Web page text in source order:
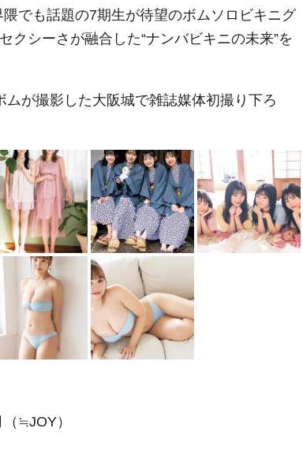
でも話題の7期生が待望のボムソロビキニグ
クシーさが融合した“ナンバビキニの未来”を
が撮影した大阪城で雑誌媒体初撮り下ろ
≒JOY）